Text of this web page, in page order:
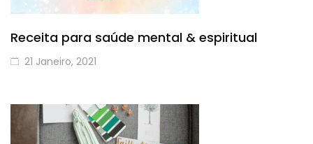
Receita para saúde mental & espiritual
21 Janeiro, 2021